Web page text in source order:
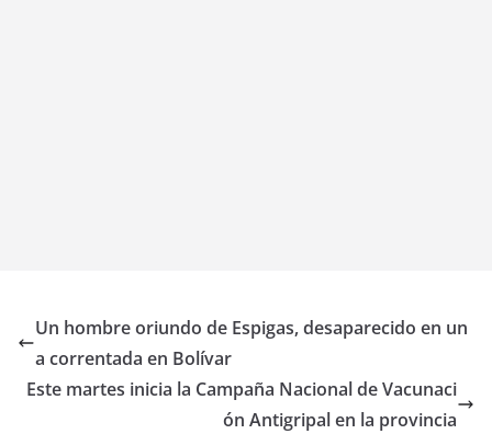
Un hombre oriundo de Espigas, desaparecido en un
a correntada en Bolívar
Este martes inicia la Campaña Nacional de Vacunaci
ón Antigripal en la provincia